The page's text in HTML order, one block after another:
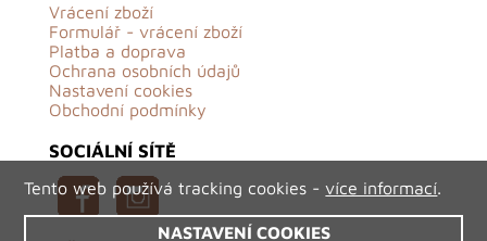
Vrácení zboží
Formulář - vrácení zboží
Platba a doprava
Ochrana osobních údajů
Nastavení cookies
Obchodní podmínky
SOCIÁLNÍ SÍTĚ
Tento web používá tracking cookies -více informací.
NASTAVENÍ COOKIES